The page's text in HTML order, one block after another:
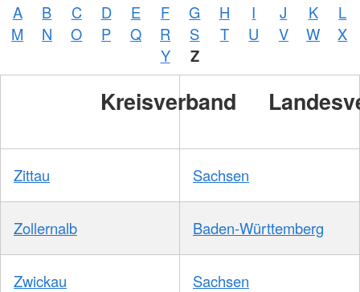
A B C D E F G H I J K
L
M
N O P Q R S T U V W
X
Y
Z
Kreisverband
Zittau Sachsen
Zollernalb Baden-Württemberg
Zwickau Sachsen